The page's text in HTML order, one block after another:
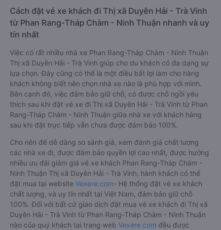
Cách đặt vé xe khách đi Thị xã Duyên Hải - Trà Vinh
từ Phan Rang-Tháp Chàm - Ninh Thuận nhanh và uy
tín nhất
Việc có rất nhiều nhà xe Phan Rang-Tháp Chàm - Ninh Thuận
Thị xã Duyên Hải - Trà Vinh giúp cho du khách có đa dạng sự
lựa chọn. Đây cũng có thể là một điều bất lợi làm cho hàng
khách không biết nên chọn nhà xe nào là phù hợp với mình.
Bên cạnh đó, việc đảm bảo giữ chỗ, có được chỗ ngồi yêu
thích sau khi đặt vé xe đi Thị xã Duyên Hải - Trà Vinh từ Phan
Rang-Tháp Chàm - Ninh Thuận giữa nhà xe với khách hàng
sau khi đặt trực tiếp vẫn chưa được đảm bảo 100%.
Cho nên để dễ dàng so sánh giá, xem đánh giá chất lượng
các nhà xe đi, được đảm bảo quyền lợi cao nhất, được hưởng
nhiều ưu đãi giảm giá vé xe khách Phan Rang-Tháp Chàm -
Ninh Thuận Thị xã Duyên Hải - Trà Vinh, hành khách có thể
đặt mua tại website Vexere.com- Hệ thống đặt vé xe khách
chất lượng, và uy tín nhất tại Việt Nam, đảm bảo giữ chỗ
100%. Đối với bất cứ giao dịch đặt mua vé xe khách đi Thị xã
Duyên Hải - Trà Vinh từ Phan Rang-Tháp Chàm - Ninh Thuận
nào của quý khách tại trang web Vexere.com đều được